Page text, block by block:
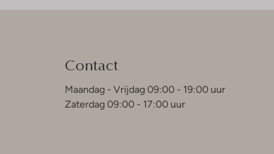
Contact
Maandag - Vrijdag 09:00 - 19:00 uur
Zaterdag 09:00 - 17:00 uur